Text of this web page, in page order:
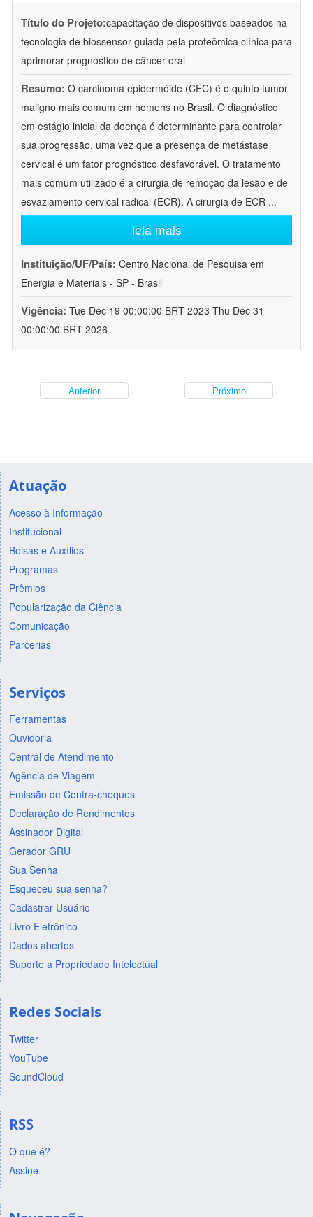
Título do Projeto:capacitação de dispositivos baseados na
tecnologia de biossensor guiada pela proteômica clínica para
aprimorar prognóstico de câncer oral
Resumo: O carcinoma epidermóide (CEC) é o quinto tumor
maligno mais comum em homens no Brasil. O diagnóstico
em estágio inicial da doença é determinante para controlar
sua progressão, uma vez que a presença de metástase
cervical é um fator prognóstico desfavorável. O tratamento
mais comum utilizado é a cirurgia de remoção da lesão e de
esvaziamento cervical radical (ECR). A cirurgia de ECR ...
leia mais
Instituição/UF/País: Centro Nacional de Pesquisa em
Energia e Materiais - SP - Brasil
Vigência: Tue Dec 19 00:00:00 BRT 2023-Thu Dec 31
00:00:00 BRT 2026
Anterior Próximo
Atuação
Acesso à Informação
Institucional
Bolsas e Auxílios
Programas
Prêmios
Popularização da Ciência
Comunicação
Parcerias
Serviços
Ferramentas
Ouvidoria
Central de Atendimento
Agência de Viagem
Emissão de Contra-cheques
Declaração de Rendimentos
Assinador Digital
Gerador GRU
Sua Senha
Esqueceu sua senha?
Cadastrar Usuário
Livro Eletrônico
Dados abertos
Suporte a Propriedade Intelectual
Redes Sociais
Twitter
YouTube
SoundCloud
RSS
O que é?
Assine